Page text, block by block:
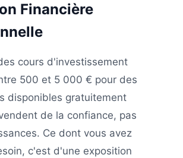
Financière
cours d'investissement
500 et 5 000 € pour des
disponibles gratuitement
de la confiance, pas
Ce dont vous avez
c'est d'une exposition